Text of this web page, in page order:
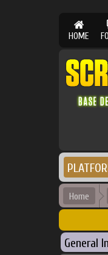
HOME
Home
General